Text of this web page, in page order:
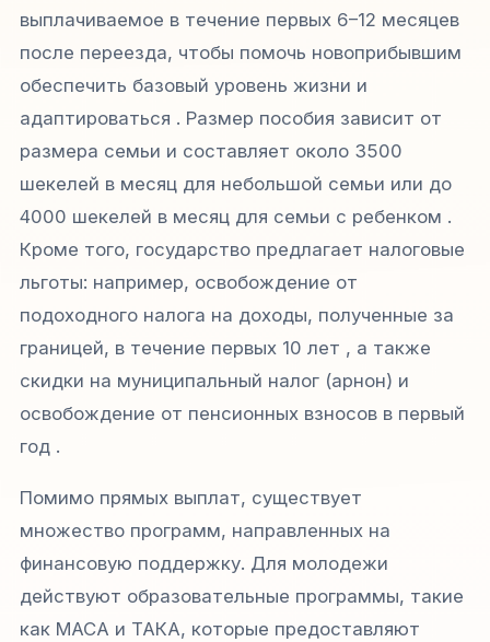
выплачиваемое в течение первых 6–12 месяцев
после переезда, чтобы помочь новоприбывшим
обеспечить базовый уровень жизни и
адаптироваться . Размер пособия зависит от
размера семьи и составляет около 3500
шекелей в месяц для небольшой семьи или до
4000 шекелей в месяц для семьи с ребенком .
Кроме того, государство предлагает налоговые
льготы: например, освобождение от
подоходного налога на доходы, полученные за
границей, в течение первых 10 лет , а также
скидки на муниципальный налог (арнон) и
освобождение от пенсионных взносов в первый
год .
Помимо прямых выплат, существует
множество программ, направленных на
финансовую поддержку. Для молодежи
действуют образовательные программы, такие
как МАСА и ТАКА, которые предоставляют